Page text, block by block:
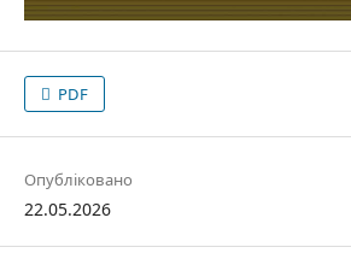
PDF
Опубліковано
22.05.2026